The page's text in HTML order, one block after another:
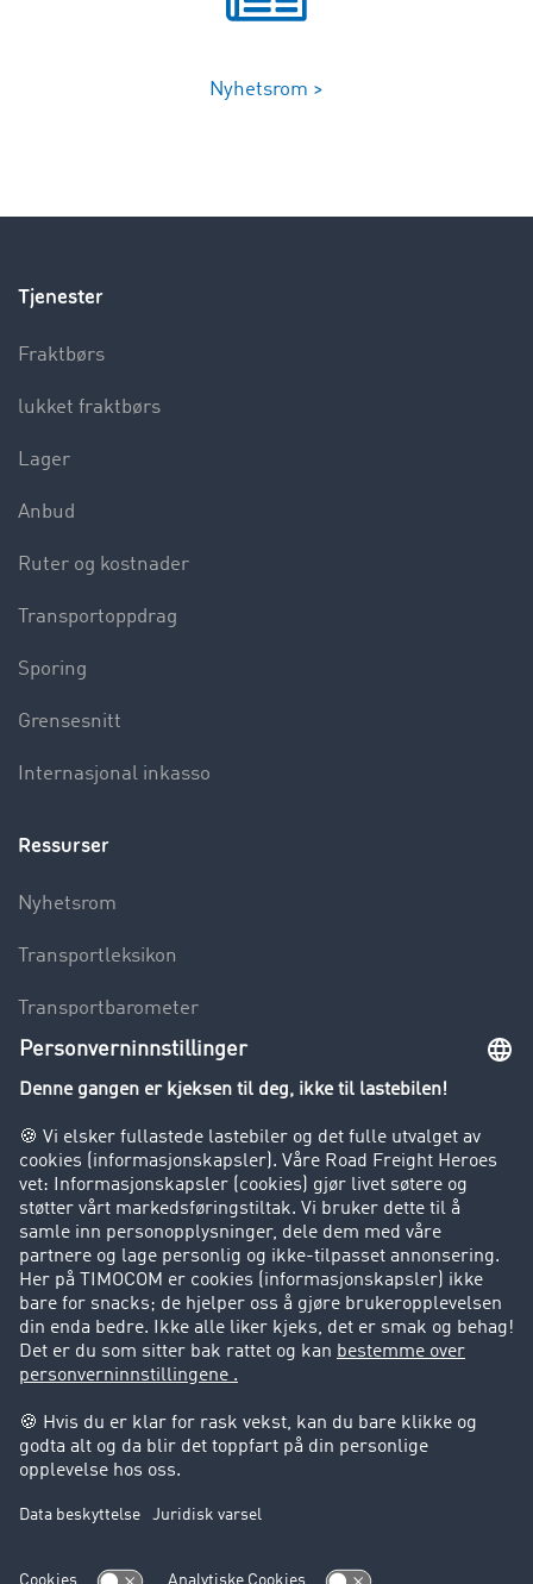
Nyhetsrom >
Tjenester
Fraktbørs
lukket fraktbørs
Lager
Anbud
Ruter og kostnader
Transportoppdrag
Sporing
Grensesnitt
Internasjonal inkasso
Ressurser
Nyhetsrom
Transportleksikon
Transportbarometer
Innsyn i fraktbørsen
Bedriften
Kunder verver kunder
Suksesshistorier
Kundestøtte
Kundestøtte
Juridisk informasjon
Impressum
Forretningsbetingelser